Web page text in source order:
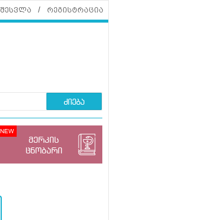
შესვლა რეგისტრაცია
ძიება
მერკის
ცნობარი